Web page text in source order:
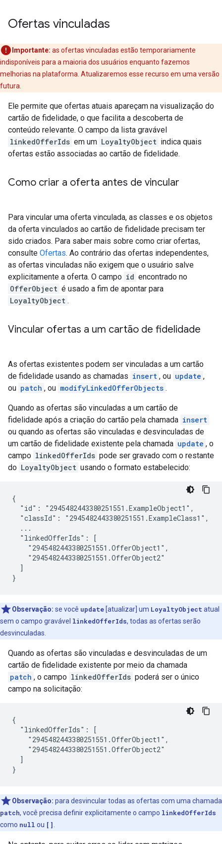
Ofertas vinculadas
Importante: as ofertas vinculadas estão temporariamente
indisponíveis para a maioria dos usuários enquanto fazemos
melhorias na plataforma. Atualizaremos esse recurso em uma versão
futura.
Ele permite que ofertas atuais apareçam na visualização do
cartão de fidelidade, o que facilita a descoberta de
conteúdo relevante. O campo da lista gravável
linkedOfferIds em um LoyaltyObject indica quais
ofertas estão associadas ao cartão de fidelidade.
Como criar a oferta antes de vincular
Para vincular uma oferta vinculada, as classes e os objetos
da oferta vinculados ao cartão de fidelidade precisam ter
sido criados. Para saber mais sobre como criar ofertas,
consulte Ofertas. Ao contrário das ofertas independentes,
as ofertas vinculadas não exigem que o usuário salve
explicitamente a oferta. O campo id encontrado no
OfferObject é usado a fim de apontar para
LoyaltyObject .
Vincular ofertas a um cartão de fidelidade
As ofertas existentes podem ser vinculadas a um cartão
de fidelidade usando as chamadas insert , ou update ,
ou patch , ou modifyLinkedOfferObjects .
Quando as ofertas são vinculadas a um cartão de
fidelidade após a criação do cartão pela chamada insert
ou quando as ofertas são vinculadas e desvinculadas de
um cartão de fidelidade existente pela chamada update , o
campo linkedOfferIds pode ser gravado com o restante
do LoyaltyObject usando o formato estabelecido:
{
  "id": "2945482443380251551.ExampleObject1",
  "classId": "2945482443380251551.ExampleClass1",
  ...
  "linkedOfferIds": [
    "2945482443380251551.OfferObject1",
    "2945482443380251551.OfferObject2"
  ]
}
Observação: se você update [atualizar] um LoyaltyObject atual
sem o campo gravável linkedOfferIds, todas as ofertas serão
desvinculadas.
Quando as ofertas são vinculadas e desvinculadas de um
cartão de fidelidade existente por meio da chamada
patch , o campo linkedOfferIds poderá ser o único
campo na solicitação:
{
  "linkedOfferIds": [
    "2945482443380251551.OfferObject1",
    "2945482443380251551.OfferObject2"
  ]
}
Observação: para desvincular todas as ofertas com uma chamada
patch, você precisa definir explicitamente o campo linkedOfferIds
como null ou []